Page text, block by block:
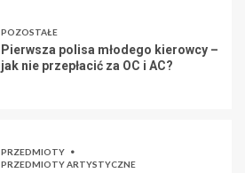
POZOSTAŁE
Pierwsza polisa młodego kierowcy –
jak nie przepłacić za OC i AC?
PRZEDMIOTY
PRZEDMIOTY ARTYSTYCZNE